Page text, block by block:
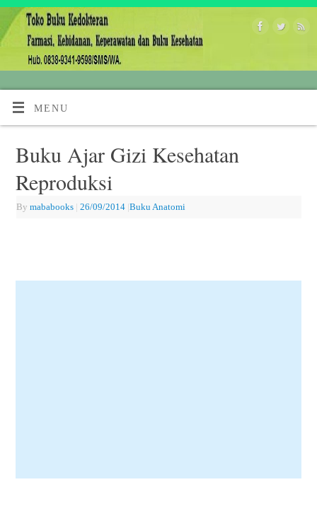
MENU
Buku Ajar Gizi Kesehatan
Reproduksi
By mababooks | 26/09/2014 |Buku Anatomi